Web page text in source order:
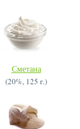
Сметана
(20%, 125 г.)